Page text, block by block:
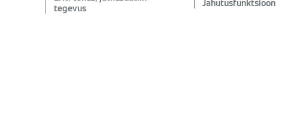
tegevus
Jahutusfunktsioon